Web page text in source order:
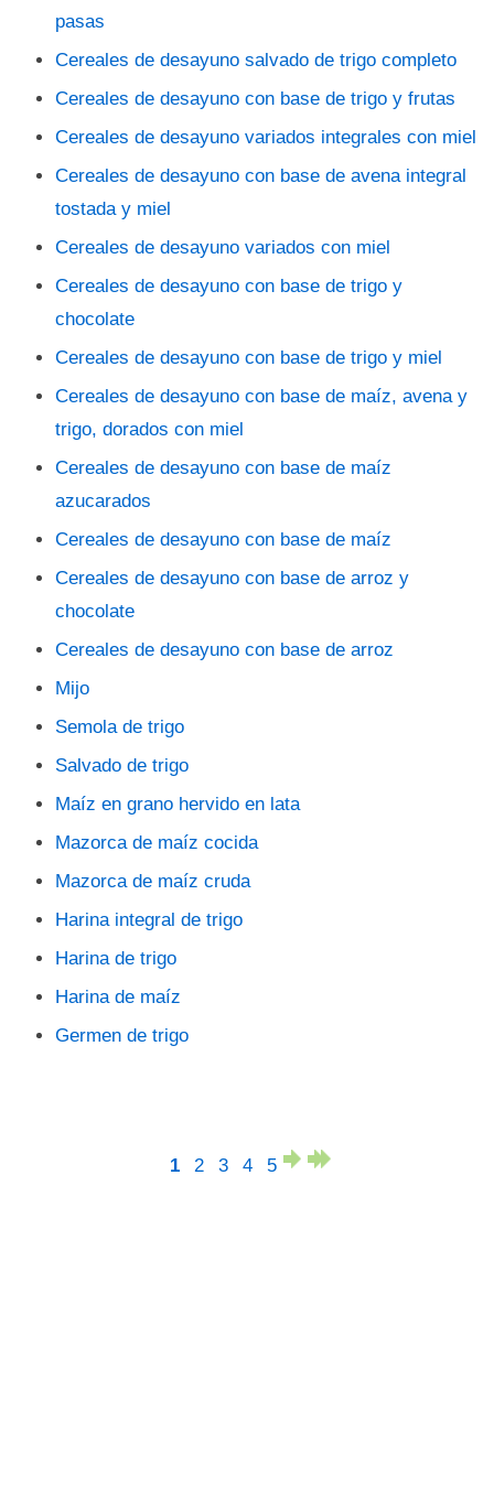
pasas
Cereales de desayuno salvado de trigo completo
Cereales de desayuno con base de trigo y frutas
Cereales de desayuno variados integrales con miel
Cereales de desayuno con base de avena integral
tostada y miel
Cereales de desayuno variados con miel
Cereales de desayuno con base de trigo y
chocolate
Cereales de desayuno con base de trigo y miel
Cereales de desayuno con base de maíz, avena y
trigo, dorados con miel
Cereales de desayuno con base de maíz
azucarados
Cereales de desayuno con base de maíz
Cereales de desayuno con base de arroz y
chocolate
Cereales de desayuno con base de arroz
Mijo
Semola de trigo
Salvado de trigo
Maíz en grano hervido en lata
Mazorca de maíz cocida
Mazorca de maíz cruda
Harina integral de trigo
Harina de trigo
Harina de maíz
Germen de trigo
1 2 3 4 5